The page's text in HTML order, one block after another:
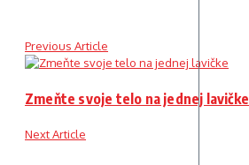
Previous Article
Zmeňte svoje telo na jednej lavičke
Next Article